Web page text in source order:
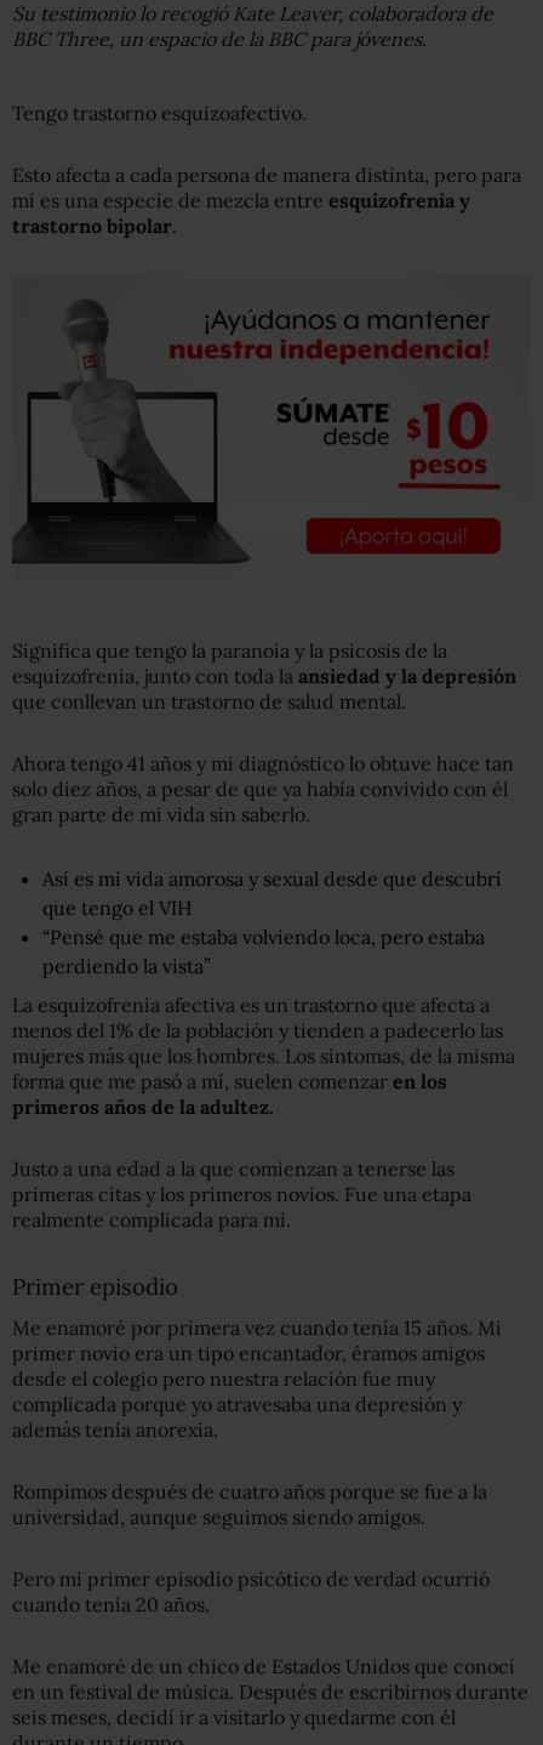
Su testimonio lo recogió Kate Leaver, colaboradora de
BBC Three, un espacio de la BBC para jóvenes.
Tengo trastorno esquizoafectivo.
Esto afecta a cada persona de manera distinta, pero para
mí es una especie de mezcla entre esquizofrenia y
trastorno bipolar.
Significa que tengo la paranoia y la psicosis de la
esquizofrenia, junto con toda la ansiedad y la depresión
que conllevan un trastorno de salud mental.
Ahora tengo 41 años y mi diagnóstico lo obtuve hace tan
solo diez años, a pesar de que ya había convivido con él
gran parte de mi vida sin saberlo.
Así es mi vida amorosa y sexual desde que descubrí
que tengo el VIH
“Pensé que me estaba volviendo loca, pero estaba
perdiendo la vista”
La esquizofrenia afectiva es un trastorno que afecta a
menos del 1% de la población y tienden a padecerlo las
mujeres más que los hombres. Los síntomas, de la misma
forma que me pasó a mí, suelen comenzar en los
primeros años de la adultez.
Justo a una edad a la que comienzan a tenerse las
primeras citas y los primeros novios. Fue una etapa
realmente complicada para mí.
Primer episodio
Me enamoré por primera vez cuando tenía 15 años. Mi
primer novio era un tipo encantador, éramos amigos
desde el colegio pero nuestra relación fue muy
complicada porque yo atravesaba una depresión y
además tenía anorexia.
Rompimos después de cuatro años porque se fue a la
universidad, aunque seguimos siendo amigos.
Pero mi primer episodio psicótico de verdad ocurrió
cuando tenía 20 años.
Me enamoré de un chico de Estados Unidos que conocí
en un festival de música. Después de escribirnos durante
seis meses, decidí ir a visitarlo y quedarme con él